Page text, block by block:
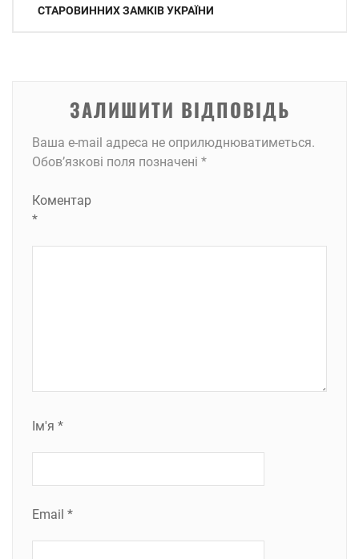
записів
СТАРОВИННИХ ЗАМКІВ УКРАЇНИ
ЗАЛИШИТИ ВІДПОВІДЬ
Ваша e-mail адреса не оприлюднюватиметься.
Обов’язкові поля позначені *
Коментар
*
Ім'я *
Email *